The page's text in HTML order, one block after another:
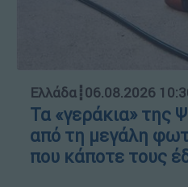
Ελλάδα┋06.08.2026
Τα «γεράκια» της
από τη μεγάλη
που κάποτε τους